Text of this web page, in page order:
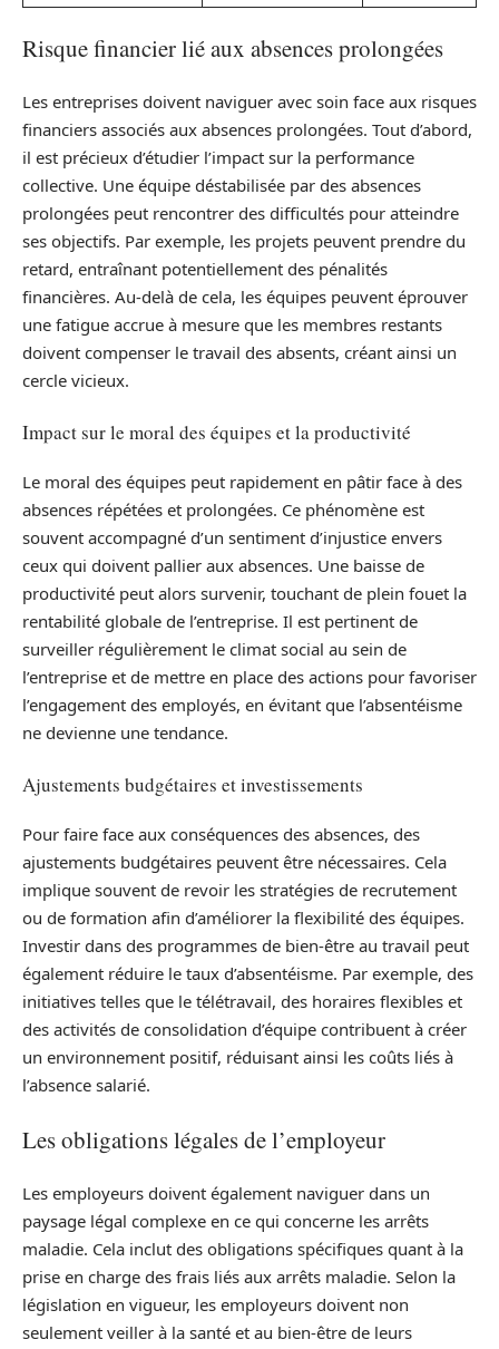
Risque financier lié aux absences prolongées
Les entreprises doivent naviguer avec soin face aux risques
financiers associés aux absences prolongées. Tout d’abord,
il est précieux d’étudier l’impact sur la performance
collective. Une équipe déstabilisée par des absences
prolongées peut rencontrer des difficultés pour atteindre
ses objectifs. Par exemple, les projets peuvent prendre du
retard, entraînant potentiellement des pénalités
financières. Au-delà de cela, les équipes peuvent éprouver
une fatigue accrue à mesure que les membres restants
doivent compenser le travail des absents, créant ainsi un
cercle vicieux.
Impact sur le moral des équipes et la productivité
Le moral des équipes peut rapidement en pâtir face à des
absences répétées et prolongées. Ce phénomène est
souvent accompagné d’un sentiment d’injustice envers
ceux qui doivent pallier aux absences. Une baisse de
productivité peut alors survenir, touchant de plein fouet la
rentabilité globale de l’entreprise. Il est pertinent de
surveiller régulièrement le climat social au sein de
l’entreprise et de mettre en place des actions pour favoriser
l’engagement des employés, en évitant que l’absentéisme
ne devienne une tendance.
Ajustements budgétaires et investissements
Pour faire face aux conséquences des absences, des
ajustements budgétaires peuvent être nécessaires. Cela
implique souvent de revoir les stratégies de recrutement
ou de formation afin d’améliorer la flexibilité des équipes.
Investir dans des programmes de bien-être au travail peut
également réduire le taux d’absentéisme. Par exemple, des
initiatives telles que le télétravail, des horaires flexibles et
des activités de consolidation d’équipe contribuent à créer
un environnement positif, réduisant ainsi les coûts liés à
l’absence salarié.
Les obligations légales de l’employeur
Les employeurs doivent également naviguer dans un
paysage légal complexe en ce qui concerne les arrêts
maladie. Cela inclut des obligations spécifiques quant à la
prise en charge des frais liés aux arrêts maladie. Selon la
législation en vigueur, les employeurs doivent non
seulement veiller à la santé et au bien-être de leurs